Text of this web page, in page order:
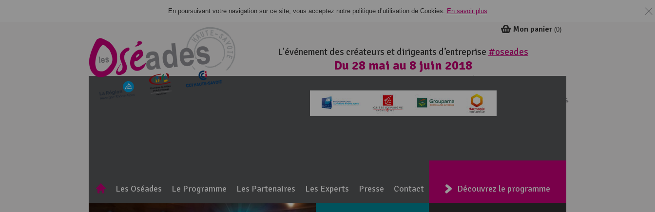
En poursuivant votre navigation sur ce site, vous acceptez notre politique d’utilisation de Cookies. En savoir plus
L'événement des créateurs et dirigeants d’entreprise #oseades
Du 28 mai au 8 juin 2018
100% Haute-Savoie
Mon panier (0)
Les Oséades Le Programme Les Partenaires Les Experts Presse Contact Découvrez le programme